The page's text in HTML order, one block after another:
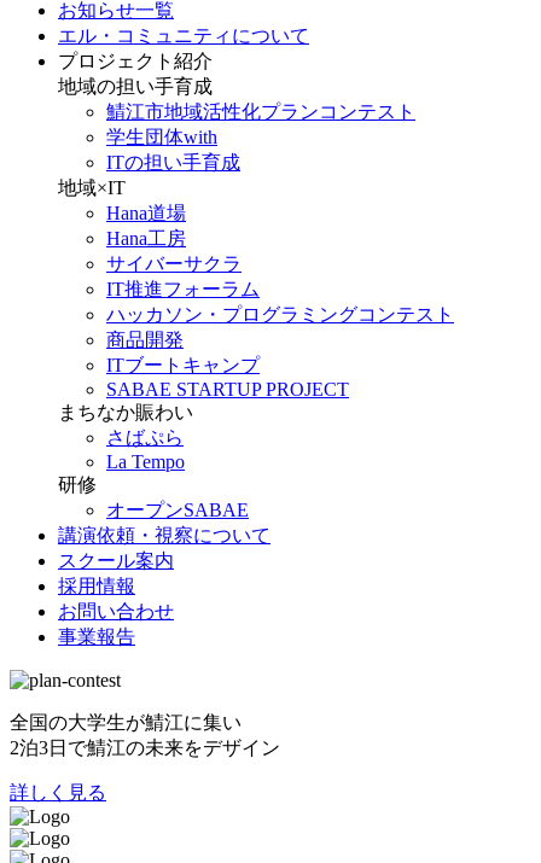
お知らせ一覧
エル・コミュニティについて
プロジェクト紹介
地域の担い手育成
鯖江市地域活性化プランコンテスト
学生団体with
ITの担い手育成
地域×IT
Hana道場
Hana工房
サイバーサクラ
IT推進フォーラム
ハッカソン・プログラミングコンテスト
商品開発
ITブートキャンプ
SABAE STARTUP PROJECT
まちなか賑わい
さばぷら
La Tempo
研修
オープンSABAE
講演依頼・視察について
スクール案内
採用情報
お問い合わせ
事業報告
全国の大学生が鯖江に集い
2泊3日で鯖江の未来をデザイン
詳しく見る